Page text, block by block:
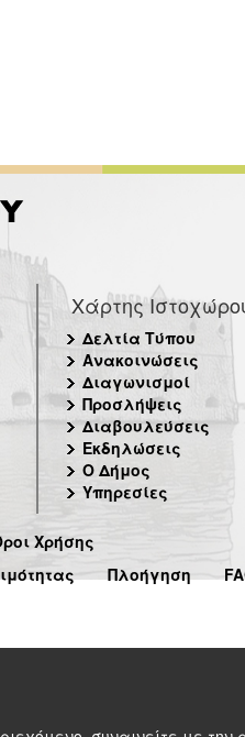
Χάρτης
Δελτία Τύπου
Ανακοινώσεις
Διαγωνισμοί
Προσλήψεις
Διαβουλεύσεις
Εκδηλώσεις
Ο Δήμος
Υπηρεσίες
Χρήσης
Πλοήγηση